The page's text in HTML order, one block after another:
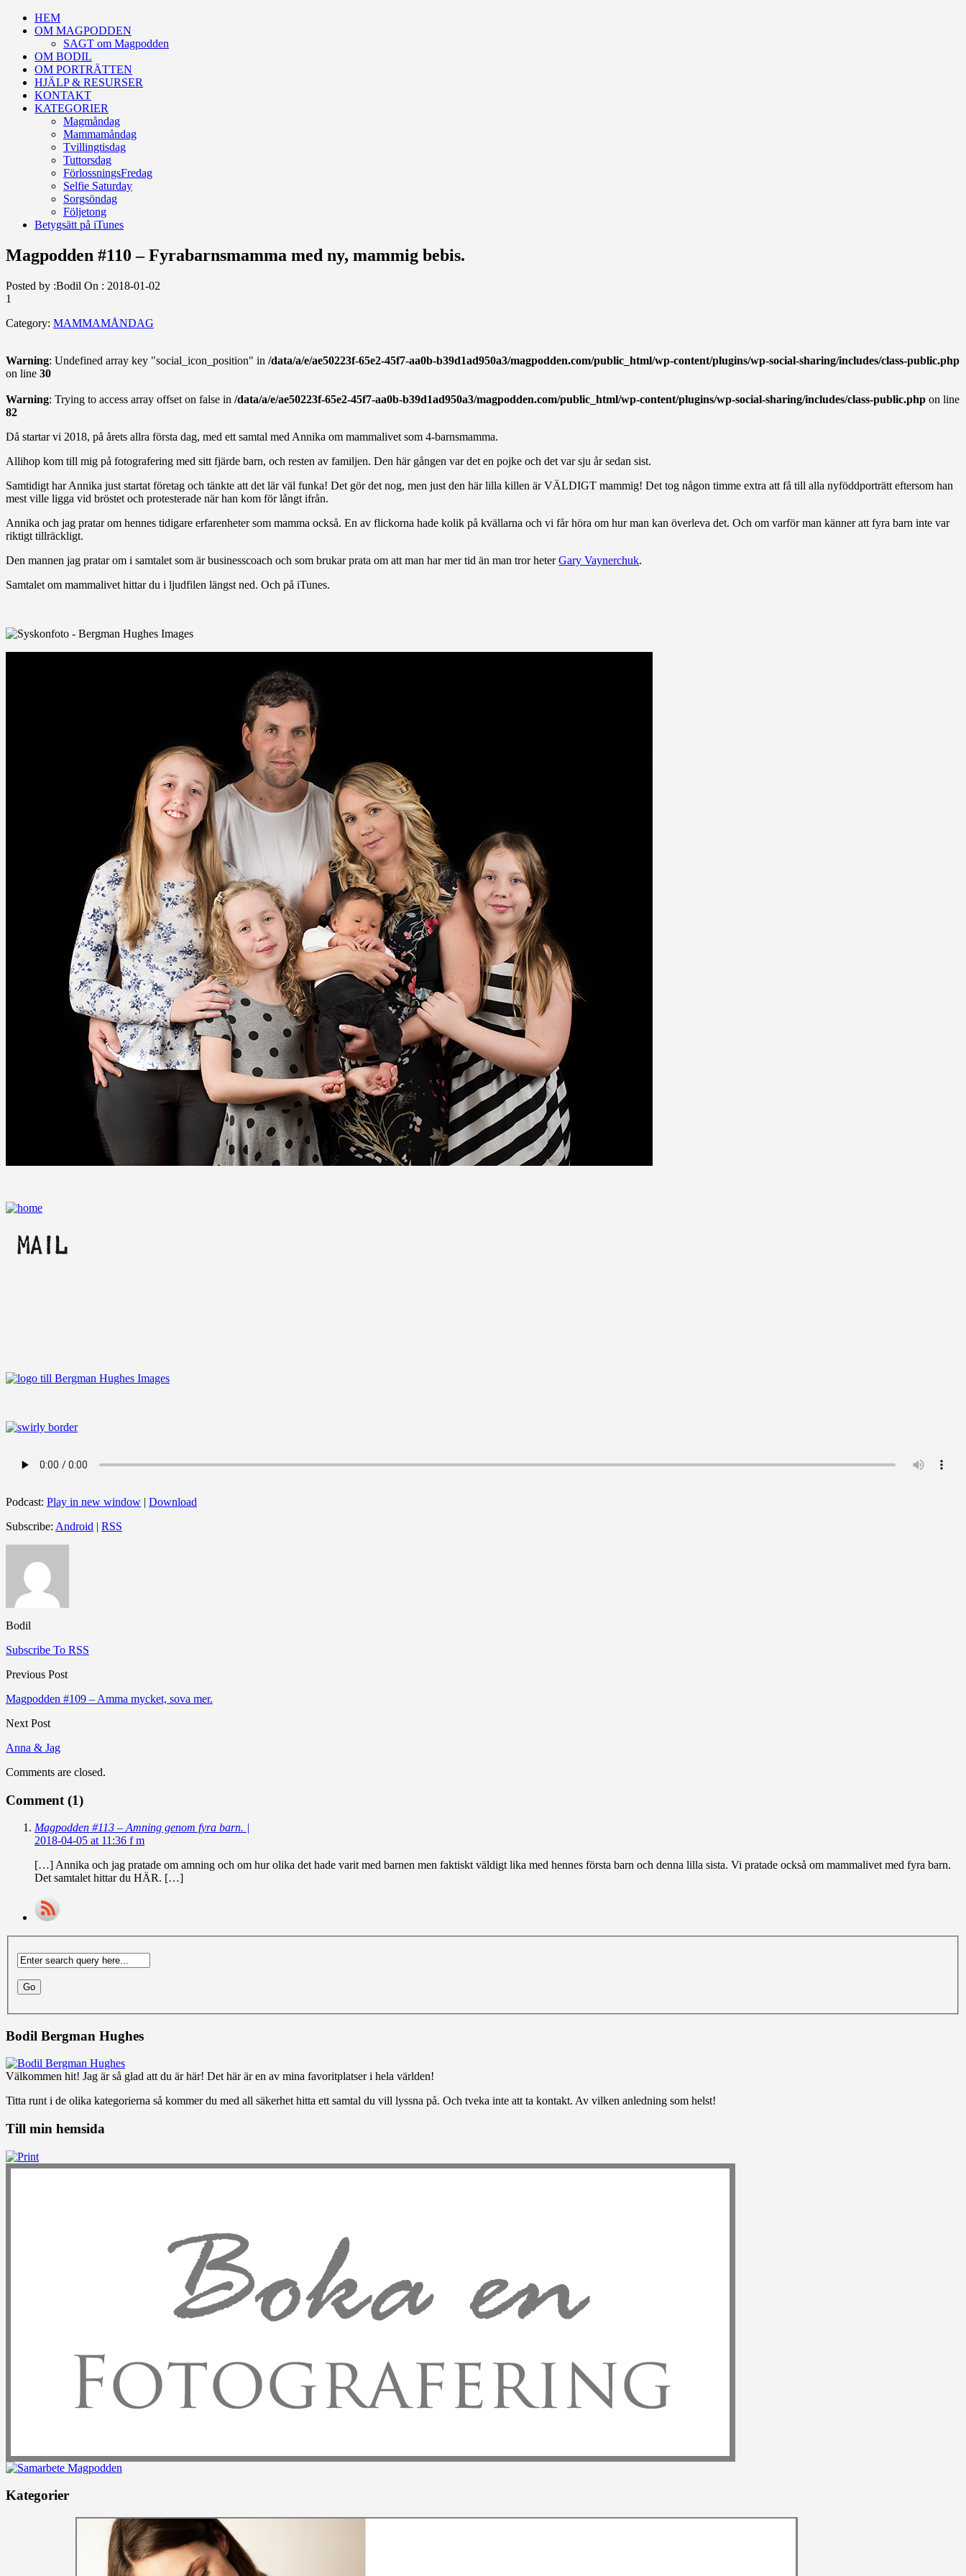
HEM
OM MAGPODDEN
SAGT om Magpodden
OM BODIL
OM PORTRÄTTEN
HJÄLP & RESURSER
KONTAKT
KATEGORIER
Magmåndag
Mammamåndag
Tvillingtisdag
Tuttorsdag
FörlossningsFredag
Selfie Saturday
Sorgsöndag
Följetong
Betygsätt på iTunes
Magpodden #110 – Fyrabarnsmamma med ny, mammig bebis.
Posted by :Bodil On : 2018-01-02
1
Category: MAMMAMÅNDAG
Warning: Undefined array key "social_icon_position" in /data/a/e/ae50223f-65e2-45f7-aa0b-b39d1ad950a3/magpodden.com/public_html/wp-content/plugins/wp-social-sharing/includes/class-public.php
on line 30
Warning: Trying to access array offset on false in /data/a/e/ae50223f-65e2-45f7-aa0b-b39d1ad950a3/magpodden.com/public_html/wp-content/plugins/wp-social-sharing/includes/class-public.php on line
82
Då startar vi 2018, på årets allra första dag, med ett samtal med Annika om mammalivet som 4-barnsmamma.
Allihop kom till mig på fotografering med sitt fjärde barn, och resten av familjen. Den här gången var det en pojke och det var sju år sedan sist.
Samtidigt har Annika just startat företag och tänkte att det lär väl funka! Det gör det nog, men just den här lilla killen är VÄLDIGT mammig! Det tog någon timme extra att få till alla nyföddporträtt eftersom han
mest ville ligga vid bröstet och protesterade när han kom för långt ifrån.
Annika och jag pratar om hennes tidigare erfarenheter som mamma också. En av flickorna hade kolik på kvällarna och vi får höra om hur man kan överleva det. Och om varför man känner att fyra barn inte var
riktigt tillräckligt.
Den mannen jag pratar om i samtalet som är businesscoach och som brukar prata om att man har mer tid än man tror heterGary Vaynerchuk.
Samtalet om mammalivet hittar du i ljudfilen längst ned. Och på iTunes.
Podcast: Play in new window | Download
Subscribe: Android | RSS
Bodil
Subscribe To RSS
Previous Post
Magpodden #109 – Amma mycket, sova mer.
Next Post
Anna & Jag
Comments are closed.
Comment (1)
Magpodden #113 – Amning genom fyra barn. |
2018-04-05 at 11:36 f m
[…] Annika och jag pratade om amning och om hur olika det hade varit med barnen men faktiskt väldigt lika med hennes första barn och denna lilla sista. Vi pratade också om mammalivet med fyra barn.
Det samtalet hittar du HÄR. […]
Bodil Bergman Hughes
Välkommen hit! Jag är så glad att du är här! Det här är en av mina favoritplatser i hela världen!
Titta runt i de olika kategorierna så kommer du med all säkerhet hitta ett samtal du vill lyssna på. Och tveka inte att ta kontakt. Av vilken anledning som helst!
Till min hemsida
Kategorier